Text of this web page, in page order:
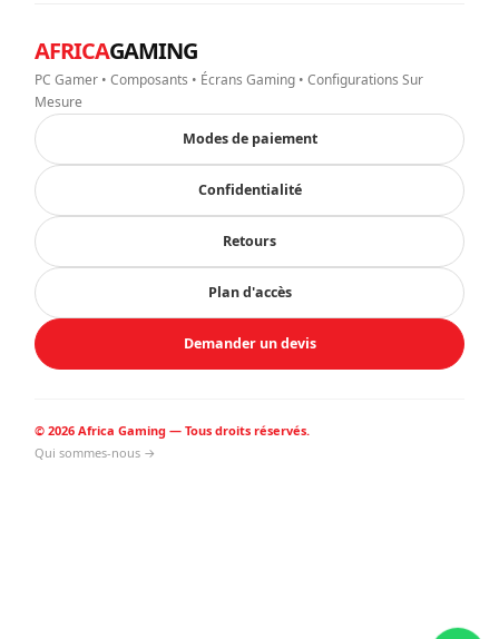
AFRICAGAMING
PC Gamer • Composants • Écrans Gaming • Configurations Sur
Mesure
Modes de paiement
Confidentialité
Retours
Plan d'accès
Demander un devis
© 2026 Africa Gaming — Tous droits réservés.
Qui sommes-nous →